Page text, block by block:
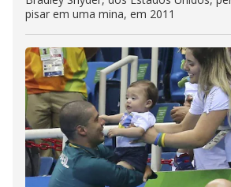
pisar em uma mina, em 2011